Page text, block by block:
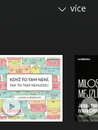
zhrubnoutvíce